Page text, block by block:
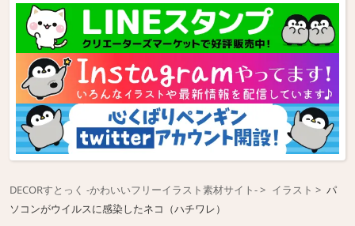
DECORすとっく -かわいいフリーイラスト素材サイト- イラスト
パ
ソコンがウイルスに感染したネコ（ハチワレ）